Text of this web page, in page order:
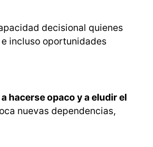
decisional quienes
incluso oportunidades
hacerse opaco y a eludir el
nuevas dependencias,